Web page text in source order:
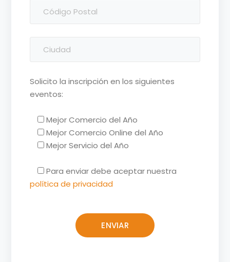
Solicito la inscripción en los siguientes
eventos:
Mejor Comercio del Año
Mejor Comercio Online del Año
Mejor Servicio del Año
Para enviar debe aceptar nuestra
política de privacidad